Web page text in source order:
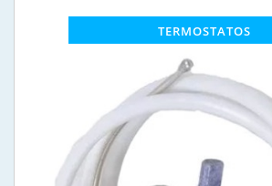
TERMOSTATOS